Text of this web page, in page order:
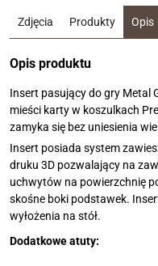
Zdjęcia Produkty Opis
Opis produktu
Insert pasujący do gry Metal
mieści karty w koszulkach
zamyka się bez uniesienia
Insert posiada system
druku 3D pozwalający na
uchwytów na powierzchnię
skośne boki podstawek.
wyłożenia na stół.
Dodatkowe atuty: